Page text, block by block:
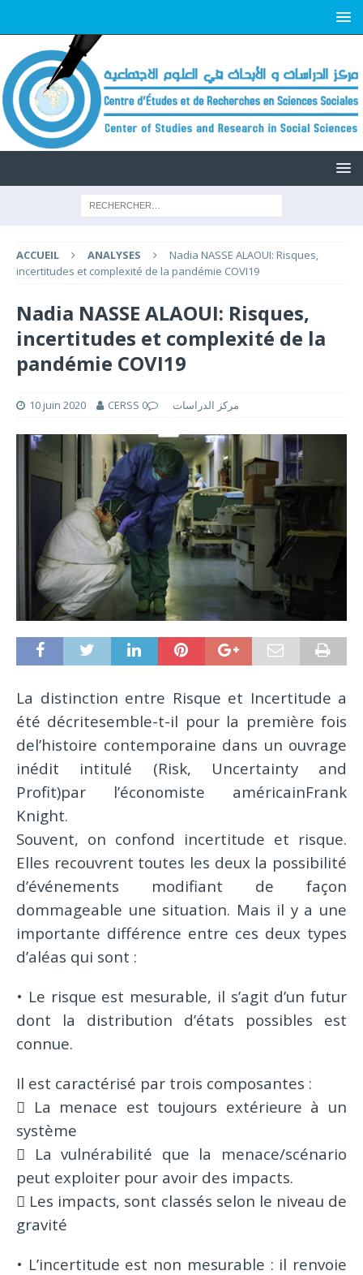
ACCUEIL ANALYSES
Nadia NASSE ALAOUI: Risques,
incertitudes et complexité de la pandémie COVI19
Nadia NASSE ALAOUI: Risques,
incertitudes et complexité de la
pandémie COVI19
10 juin 2020 CERSS مركز الدراسات 0
La distinction entre Risque et Incertitude a
été décritesemble-t-il pour la première fois
del’histoire contemporaine dans un ouvrage
inédit intitulé (Risk, Uncertainty and
Profit)par l’économiste américainFrank
Knight.
Souvent, on confond incertitude et risque.
Elles recouvrent toutes les deux la possibilité
d’événements modifiant de façon
dommageable une situation. Mais il y a une
importante différence entre ces deux types
d’aléas qui sont :
• Le risque est mesurable, il s’agit d’un futur
dont la distribution d’états possibles est
connue.
Il est caractérisé par trois composantes :
 La menace est toujours extérieure à un
système
 La vulnérabilité que la menace/scénario
peut exploiter pour avoir des impacts.
 Les impacts, sont classés selon le niveau de
gravité
• L’incertitude est non mesurable : il renvoie